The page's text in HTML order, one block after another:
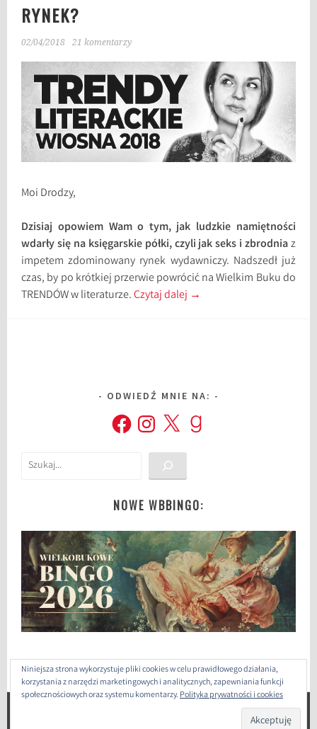
RYNEK?
02/04/2018 21 komentarzy
Moi Drodzy,
Dzisiaj opowiem Wam o tym, jak ludzkie namiętności
wdarły się na księgarskie półki, czyli jak seks i zbrodniaz
impetem zdominowany rynek wydawniczy. Nadszedł już
czas, by po krótkiej przerwie powrócić na Wielkim Buku do
TRENDÓW w literaturze.Czytaj dalej →
ODWIEDŹ MNIE NA:
FacebookInstagram
X Goodreads
Szukaj
NOWE WBBINGO:
THEME: SELA
Niniejsza strona wykorzystuje pliki cookies w celu prawidłowego działania,
korzystania z narzędzi marketingowych i analitycznych, zapewniania funkcji
społecznościowych oraz systemu komentarzy.Polityka prywatności i cookies